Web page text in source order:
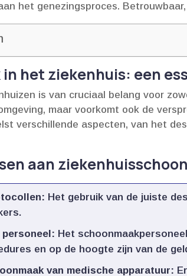
het genezingsproces.​
het ziekenhuis: een
is van cruciaal belang voor
maar voorkomt ook de
verschillende aspecten, van het
aan
Het gebruik van de juiste
Het
en op de hoogte zijn van de
van medische apparatuur: